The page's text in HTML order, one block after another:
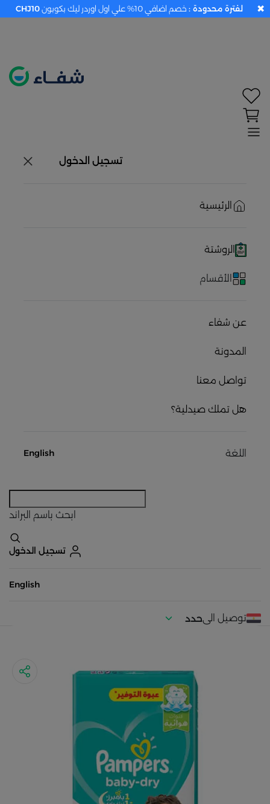
تسجيل الدخول
الرئيسية
الروشتة
الأقسام
عن شفاء
المدونة
تواصل معنا
هل تملك صيدلية؟
اللغة English
ابحث باسم البراند
تسجيل الدخول
English
توصيل الىحدد
لفترة محدودة : خصم اضافي 10% علي اول اوردر ليك بكوبون CHJ10 ✖